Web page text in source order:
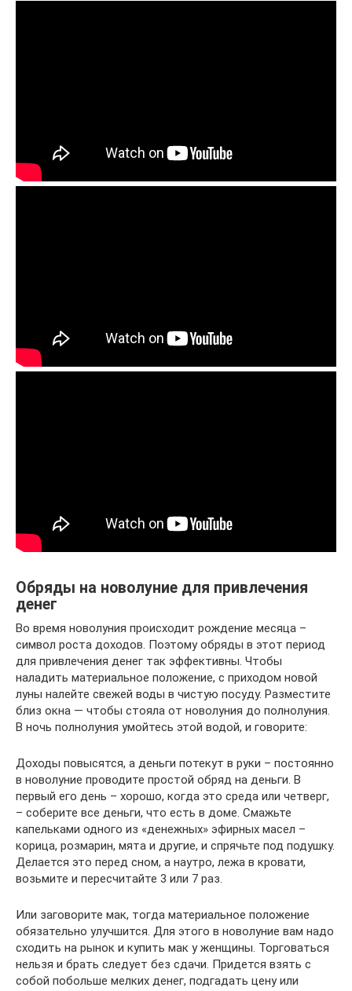
Обряды на новолуние для привлечения
денег
Во время новолуния происходит рождение месяца –
символ роста доходов. Поэтому обряды в этот период
для привлечения денег так эффективны. Чтобы
наладить материальное положение, с приходом новой
луны налейте свежей воды в чистую посуду. Разместите
близ окна — чтобы стояла от новолуния до полнолуния.
В ночь полнолуния умойтесь этой водой, и говорите:
Доходы повысятся, а деньги потекут в руки – постоянно
в новолуние проводите простой обряд на деньги. В
первый его день – хорошо, когда это среда или четверг,
– соберите все деньги, что есть в доме. Смажьте
капельками одного из «денежных» эфирных масел –
корица, розмарин, мята и другие, и спрячьте под подушку.
Делается это перед сном, а наутро, лежа в кровати,
возьмите и пересчитайте 3 или 7 раз.
Или заговорите мак, тогда материальное положение
обязательно улучшится. Для этого в новолуние вам надо
сходить на рынок и купить мак у женщины. Торговаться
нельзя и брать следует без сдачи. Придется взять с
собой побольше мелких денег, подгадать цену или